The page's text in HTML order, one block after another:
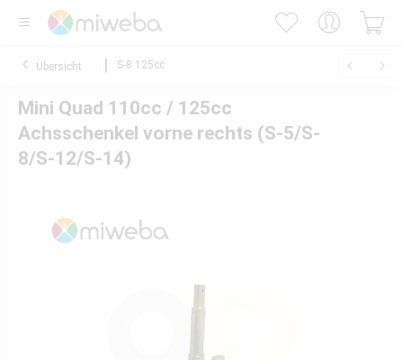
Übersicht S-8 125cc
Mini Quad 110cc / 125cc
Achsschenkel vorne rechts (S-5/S-
8/S-12/S-14)